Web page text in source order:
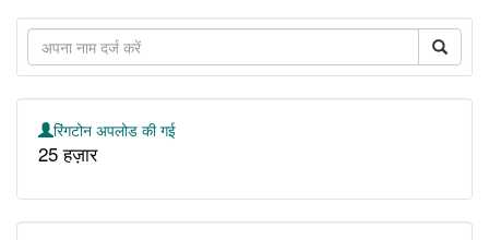
रिंगटोन अपलोड की गई
25 हज़ार